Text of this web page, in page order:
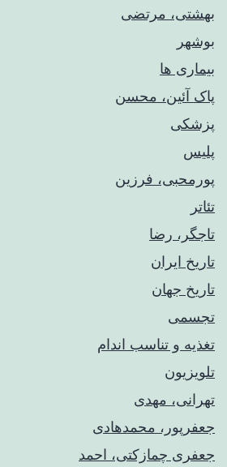
بهشتی، مرتضی
بوشهر
بیماری ها
پاک آئین، محسن
پزشکی
پلیس
پورمحبی، فرزین
تئاتر
تاجگر، رضا
تاریخ ایران
تاریخ جهان
تجسمی
تغذیه و تناسب اندام
تلویزیون
تهرانی، مهدی
جعفرپور، محمدهادی
جعفری چمازکتی، احمد